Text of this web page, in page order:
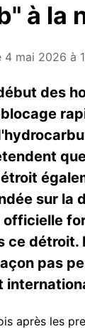
à la
4 mai 2026 à
des
sur la
ce
pas
après les